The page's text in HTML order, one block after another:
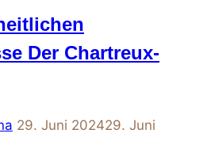
Der Chartreux-
29. Juni 202429. Juni